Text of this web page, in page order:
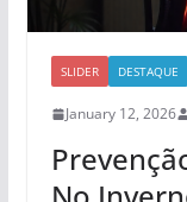
SLIDER DESTAQUE
January 12, 2026